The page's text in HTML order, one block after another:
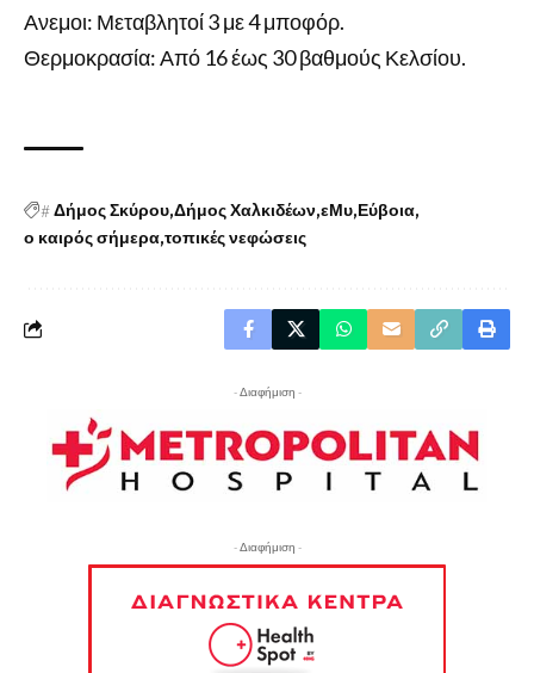
Ανεμοι: Μεταβλητοί 3 με 4 μποφόρ.
Θερμοκρασία: Από 16 έως 30 βαθμούς Κελσίου.
#Δήμος Σκύρου Δήμος Χαλκιδέων εΜυ Εύβοια
ο καιρός σήμερα τοπικές νεφώσεις
- Διαφήμιση -
- Διαφήμιση -